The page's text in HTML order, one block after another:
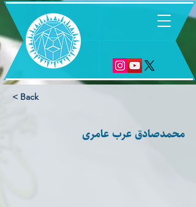
< Back
محمدصادق عرب عامری